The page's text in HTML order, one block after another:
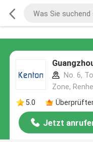
No. 6,
Zone,
5.0
Jetzt